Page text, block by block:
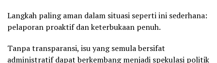
Langkah paling aman dalam situasi seperti ini sederhana:
pelaporan proaktif dan keterbukaan penuh.
Tanpa transparansi, isu yang semula bersifat
administratif dapat berkembang menjadi spekulasi politik